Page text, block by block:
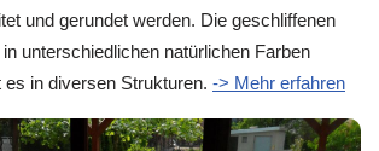
und gerundet werden. Die geschliffenen
unterschiedlichen natürlichen Farben
es in diversen Strukturen. -> Mehr erfahren